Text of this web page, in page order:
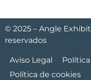
© 2025 – Angle
reservados
Aviso Legal
Política de cookies